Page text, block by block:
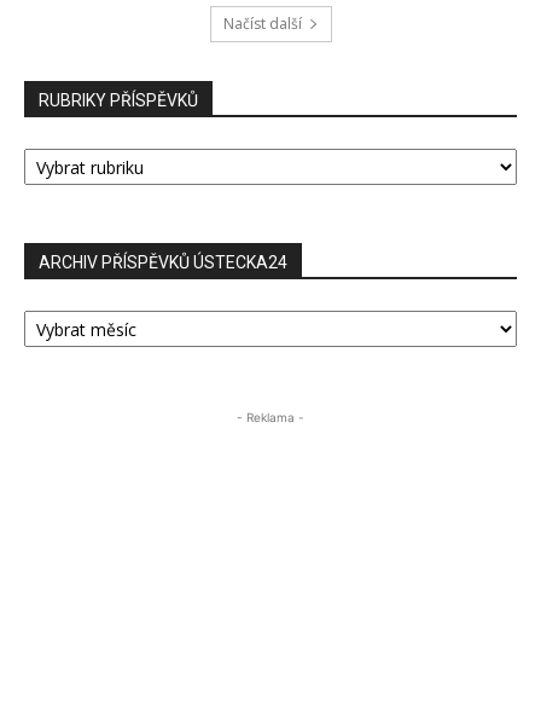
Načíst další
RUBRIKY PŘÍSPĚVKŮ
RUBRIKY
PŘÍSPĚVKŮ
ARCHIV PŘÍSPĚVKŮ ÚSTECKA24
ARCHIV
PŘÍSPĚVKŮ
- Reklama -